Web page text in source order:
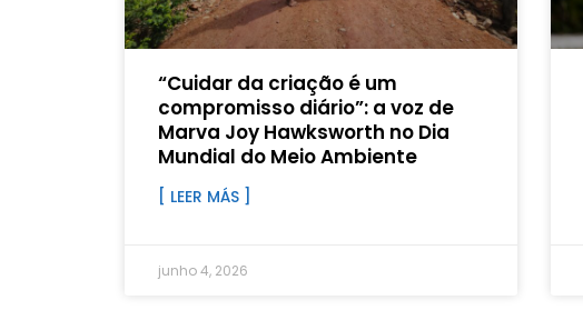
“Cuidar da criação é um
compromisso diário”: a voz de
Marva Joy Hawksworth no Dia
Mundial do Meio Ambiente
[ LEER MÁS ]
junho 4, 2026